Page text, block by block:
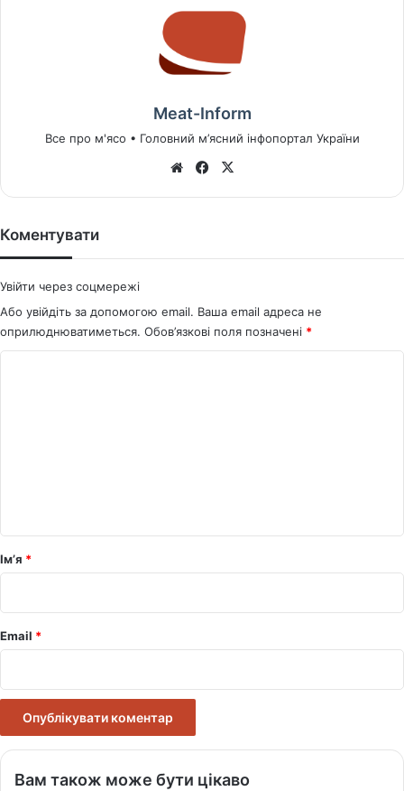
Meat-Inform
Все про м'ясо • Головний м’ясний інфопортал України
We
Fa
Коментувати
Увійти через соцмережі
Або увійдіть за допомогою email. Ваша email адреса не
оприлюднюватиметься. Обов’язкові поля позначені *
р
*
Ім’я *
Email *
Вам також може бути цікаво